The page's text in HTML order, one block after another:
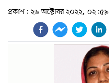
প্রকাশ: ২৬ অক্টোবর ২০২২, ০২:৫৯